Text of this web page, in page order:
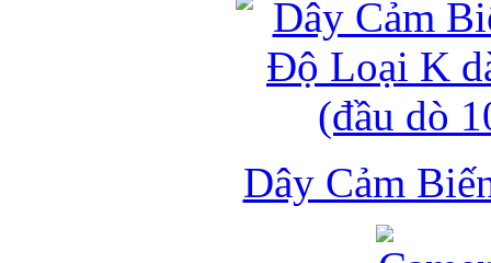
Dây Cảm